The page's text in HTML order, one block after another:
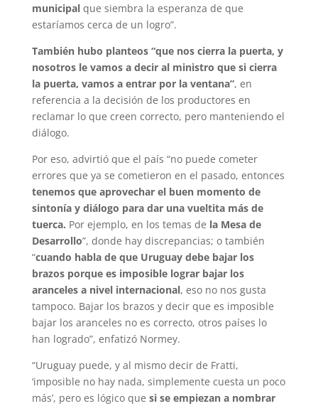
municipalque siembra la esperanza de que
estaríamos cerca de un logro”.
También hubo planteos “que nos cierra la puerta, y
nosotros le vamos a decir al ministro que si cierra
la puerta, vamos a entrar por la ventana”, en
referencia a la decisión de los productores en
reclamar lo que creen correcto, pero manteniendo el
diálogo.
Por eso, advirtió que el país “no puede cometer
errores que ya se cometieron en el pasado, entonces
tenemos que aprovechar el buen momento de
sintonía y diálogo para dar una vueltita más de
tuerca. Por ejemplo, en los temas de la Mesa de
Desarrollo”, donde hay discrepancias; o también
“cuando habla de que Uruguay debe bajar los
brazos porque es imposible lograr bajar los
aranceles a nivel internacional, eso no nos gusta
tampoco. Bajar los brazos y decir que es imposible
bajar los aranceles no es correcto, otros países lo
han logrado”, enfatizó Normey.
“Uruguay puede, y al mismo decir de Fratti,
‘imposible no hay nada, simplemente cuesta un poco
más’, pero es lógico que si se empiezan a nombrar